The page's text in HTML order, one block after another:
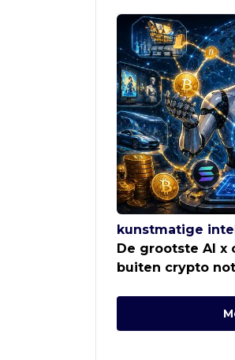
kunstmatige
De grootste AI x
buiten crypto